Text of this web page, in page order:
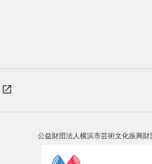
公益財団法人横浜市芸術文化振興財